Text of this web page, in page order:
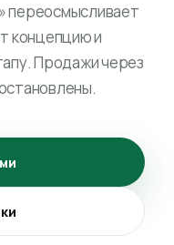
переосмысливает
концепцию и
Продажи через